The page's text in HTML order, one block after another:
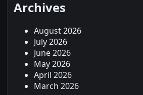
Archives
August 2026
July 2026
June 2026
May 2026
April 2026
March 2026